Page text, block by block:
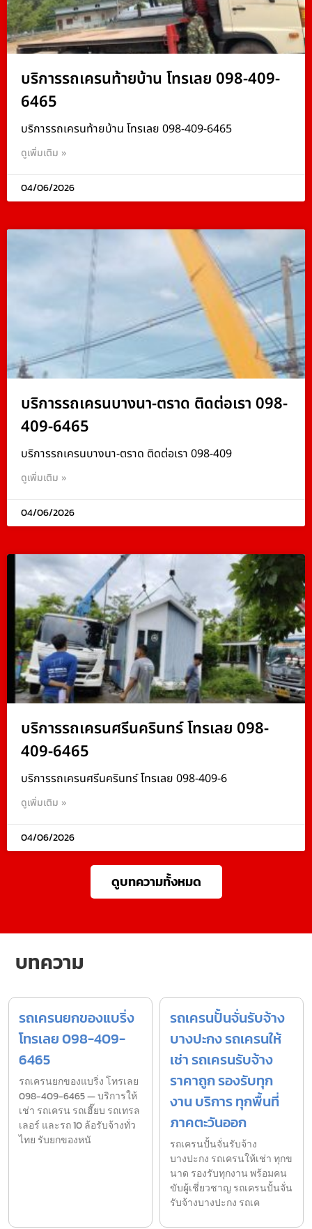
บริการรถเครนท้ายบ้าน โทรเลย 098-409-
6465
บริการรถเครนท้ายบ้าน โทรเลย 098-409-6465
ดูเพิ่มเติม »
04/06/2026
บริการรถเครนบางนา-ตราด ติดต่อเรา 098-
409-6465
บริการรถเครนบางนา-ตราด ติดต่อเรา 098-409
ดูเพิ่มเติม »
04/06/2026
บริการรถเครนศรีนครินทร์ โทรเลย 098-
409-6465
บริการรถเครนศรีนครินทร์ โทรเลย 098-409-6
ดูเพิ่มเติม »
04/06/2026
ดูบทความทั้งหมด
บทความ
รถเครนยกของแบริ่ง
โทรเลย 098-409-
6465
รถเครนยกของแบริ่ง โทรเลย
098-409-6465 — บริการให้
เช่า รถเครน รถเฮี๊ยบ รถเทรล
เลอร์ และรถ 10 ล้อรับจ้างทั่ว
ไทย รับยกของหนั
รถเครนปั้นจั่นรับจ้าง
บางปะกง รถเครนให้
เช่า รถเครนรับจ้าง
ราคาถูก รองรับทุก
งาน บริการ ทุกพื้นที่
ภาคตะวันออก
รถเครนปั้นจั่นรับจ้าง
บางปะกง รถเครนให้เช่า ทุกข
นาด รองรับทุกงาน พร้อมคน
ขับผู้เชี่ยวชาญ รถเครนปั้นจั่น
รับจ้างบางปะกง รถเค